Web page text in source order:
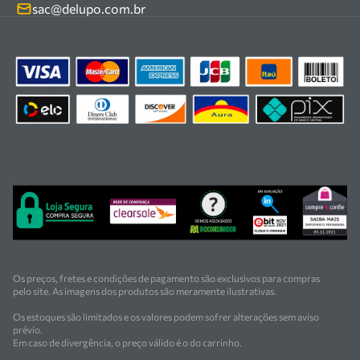
Fale conosco
Kitssac@delupo.com.br
Os preços, fretes e condições de pagamento são exclusivos para compras
pelo site. As imagens dos produtos são meramente ilustrativas.
Os estoques são limitados e os valores podem sofrer alterações sem aviso
prévio.
Em caso de divergência, o preço válido é o do carrinho.